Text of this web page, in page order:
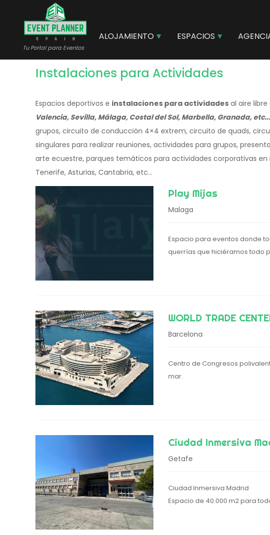
contenido
principal
Tu Portal para Eventos
ALOJAMIENTO ESPACIOS
Instalaciones para Actividades
Espacios deportivos e instalaciones para actividades al aire libre
Valencia, Sevilla, Málaga, Costal del Sol, Marbella, Granada, etc...
grupos, circuito de conducción 4×4 extrem, circuito de quads,
singulares para realizar reuniones, actividades para grupos,
arte ecuestre, parques temáticos para actividades corporativas en
Tenerife, Asturias, Cantabria, etc...
Play Mijas
Malaga
Espacio para eventos donde
querrías que hiciéramos todo
WORLD TRADE
Barcelona
Centro de Congresos
mar.
Ciudad Inmersiva
Getafe
Ciudad Inmersiva Madrid
Espacio de 40.000 m2 para